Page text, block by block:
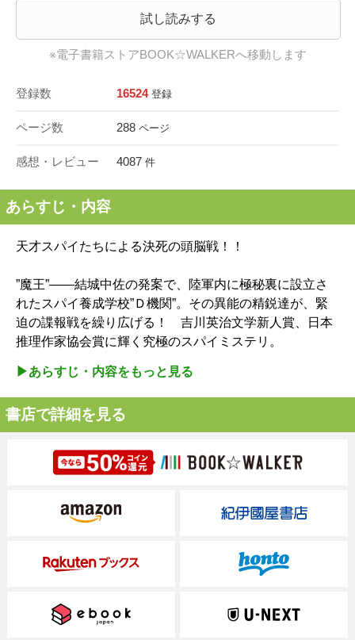
試し読みする
※電子書籍ストアBOOK☆WALKERへ移動します
登録数 16524 登録
ページ数 288 ページ
感想・レビュー 4087 件
あらすじ・内容
天才スパイたちによる決死の頭脳戦！！
”魔王”――結城中佐の発案で、陸軍内に極秘裏に設立さ
れたスパイ養成学校”Ｄ機関”。その異能の精鋭達が、緊
迫の諜報戦を繰り広げる！ 吉川英治文学新人賞、日本
推理作家協会賞に輝く究極のスパイミステリ。
▶︎あらすじ・内容をもっと見る
書店で詳細を見る